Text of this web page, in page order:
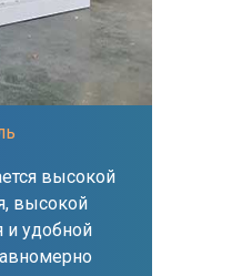
высокой
высокой
и удобной